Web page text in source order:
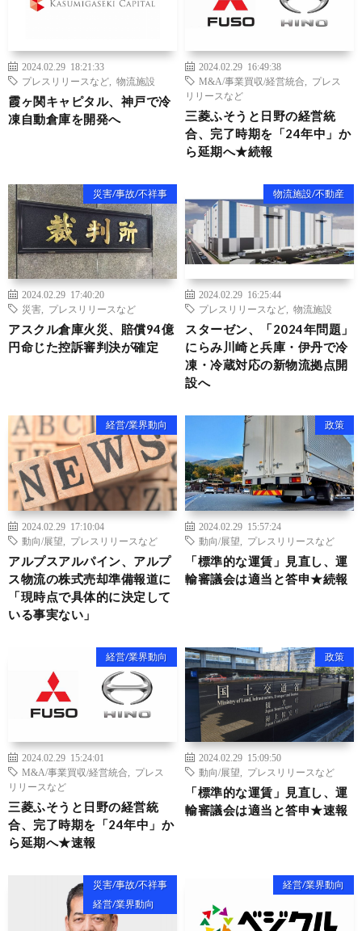
2024.02.29 18:21:33
プレスリリースなど
物流施設
霞ヶ関キャピタル、神戸で冷
凍自動倉庫を開発へ
2024.02.29 16:49:38
M&A/事業買収/経営統合
プレス
リリースなど
三菱ふそうと日野の経営統
合、完了時期を「24年中」か
ら延期へ★続報
災害/事故/不祥事
2024.02.29 17:40:20
災害
プレスリリースなど
アスクル倉庫火災、賠償94億
円命じた控訴審判決が確定
物流施設/不動産
2024.02.29 16:25:44
プレスリリースなど
物流施設
スターゼン、「2024年問題」
にらみ川崎と兵庫・伊丹で冷
凍・冷蔵対応の新物流拠点開
設へ
経営/業界動向
2024.02.29 17:10:04
動向/展望
プレスリリースなど
アルプスアルパイン、アルプ
ス物流の株式売却準備報道に
「現時点で具体的に決定して
いる事実ない」
政策
2024.02.29 15:57:24
動向/展望
プレスリリースなど
「標準的な運賃」見直し、運
輸審議会は適当と答申★続報
経営/業界動向
2024.02.29 15:24:01
M&A/事業買収/経営統合
プレス
リリースなど
三菱ふそうと日野の経営統
合、完了時期を「24年中」か
ら延期へ★速報
政策
2024.02.29 15:09:50
動向/展望
プレスリリースなど
「標準的な運賃」見直し、運
輸審議会は適当と答申★速報
災害/事故/不祥事
経営/業界動向
経営/業界動向